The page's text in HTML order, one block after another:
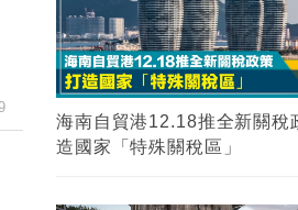
【瑙魯悲歌】一個國民收入
港兩倍的國家，為甚麼在短短
淪為了發展中國家？
4